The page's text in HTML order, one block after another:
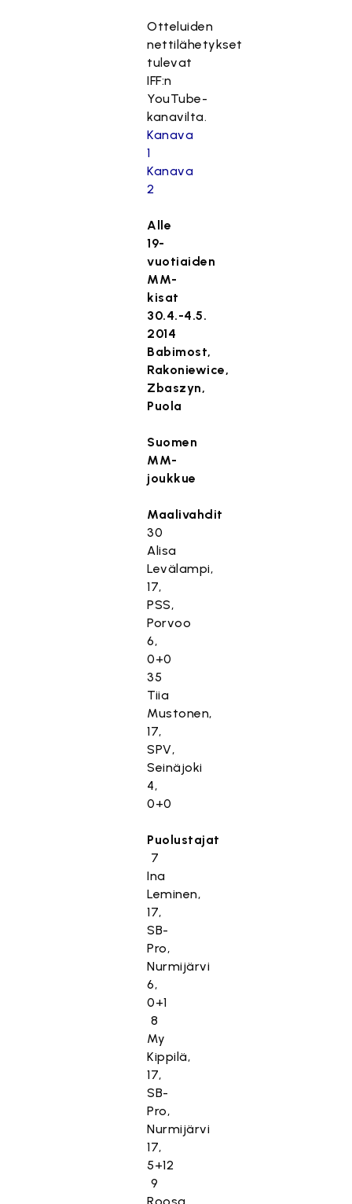
Otteluiden
nettilähetykset
tulevat
IFF:n
YouTube-
kanavilta.
Kanava
1
Kanava
2
Alle
19-
vuotiaiden
MM-
kisat
30.4.-4.5.
2014
Babimost,
Rakoniewice,
Zbaszyn,
Puola
Suomen
MM-
joukkue
Maalivahdit
30
Alisa
Levälampi,
17,
PSS,
Porvoo
6,
0+0
35
Tiia
Mustonen,
17,
SPV,
Seinäjoki
4,
0+0
Puolustajat
7
Ina
Leminen,
17,
SB-
Pro,
Nurmijärvi
6,
0+1
8
My
Kippilä,
17,
SB-
Pro,
Nurmijärvi
17,
5+12
9